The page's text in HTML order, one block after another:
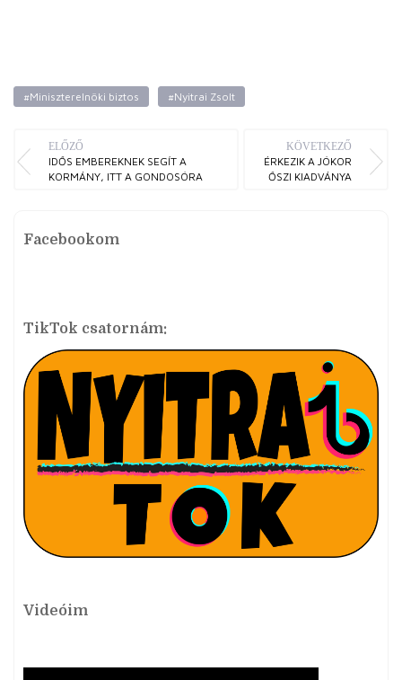
#Miniszterelnöki biztos #Nyitrai Zsolt
ELŐZŐ
IDŐS EMBEREKNEK SEGÍT A
KORMÁNY, ITT A GONDOSÓRA
KÖVETKEZŐ
ÉRKEZIK A JÓKOR
ŐSZI KIADVÁNYA
Facebookom
TikTok csatornám:
Videóim